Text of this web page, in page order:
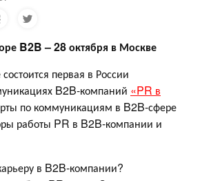
B2B – 28 октября в Москве
первая в России
B2B-компаний «PR в
по коммуникациям в B2B-сфере
работы PR в B2B-компании и
в B2B-компании?